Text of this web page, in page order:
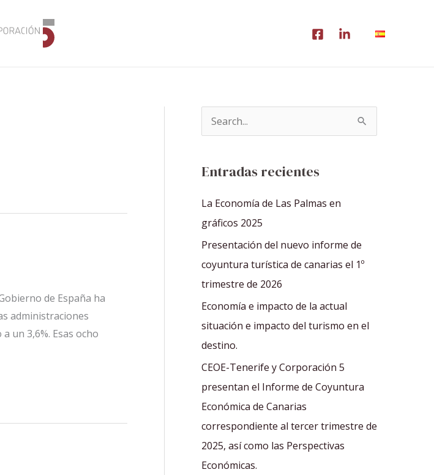
de España ha
administraciones
un 3,6%. Esas ocho
a
r
p
o
r
:
Entradas recientes
La Economía de Las Palmas en
gráficos 2025
Presentación del nuevo informe de
coyuntura turística de canarias el 1º
trimestre de 2026
Economía e impacto de la actual
situación e impacto del turismo en el
destino.
CEOE-Tenerife y Corporación 5
presentan el Informe de Coyuntura
Económica de Canarias
correspondiente al tercer trimestre de
2025, así como las Perspectivas
Económicas.